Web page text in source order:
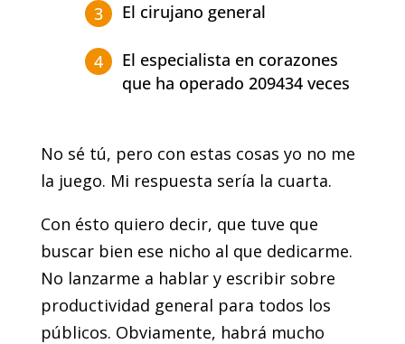
El cirujano general
El especialista en corazones
que ha operado 209434 veces
No sé tú, pero con estas cosas yo no me
la juego. Mi respuesta sería la cuarta.
Con ésto quiero decir, que tuve que
buscar bien ese nicho al que dedicarme.
No lanzarme a hablar y escribir sobre
productividad general para todos los
públicos. Obviamente, habrá mucho